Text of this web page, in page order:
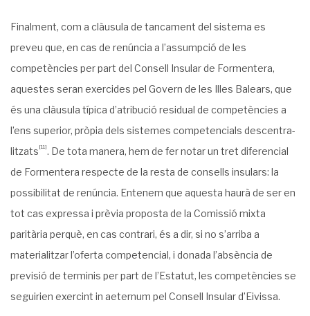
Finalment, com a clàusula de tancament del sistema es
preveu que, en cas de renún­cia a l’assumpció de les
competències per part del Consell Insular de Formentera,
aques­tes seran exercides pel Govern de les Illes Balears, que
és una clàusula típica d’atribució residual de competències a
l’ens superior, pròpia dels sistemes competencials descentra­
litzats [11]. De tota manera, hem de fer notar un tret diferencial
de Formentera respecte de la resta de consells insulars: la
possibilitat de renúncia. Entenem que aquesta haurà de ser en
tot cas expressa i prèvia proposta de la Comissió mixta
paritària perquè, en cas contrari, és a dir, si no s’arriba a
materialitzar l’oferta competencial, i donada l’absència de
previsió de terminis per part de l’Estatut, les competències se
seguirien exercint in aeternum pel Consell Insular d’Eivissa.